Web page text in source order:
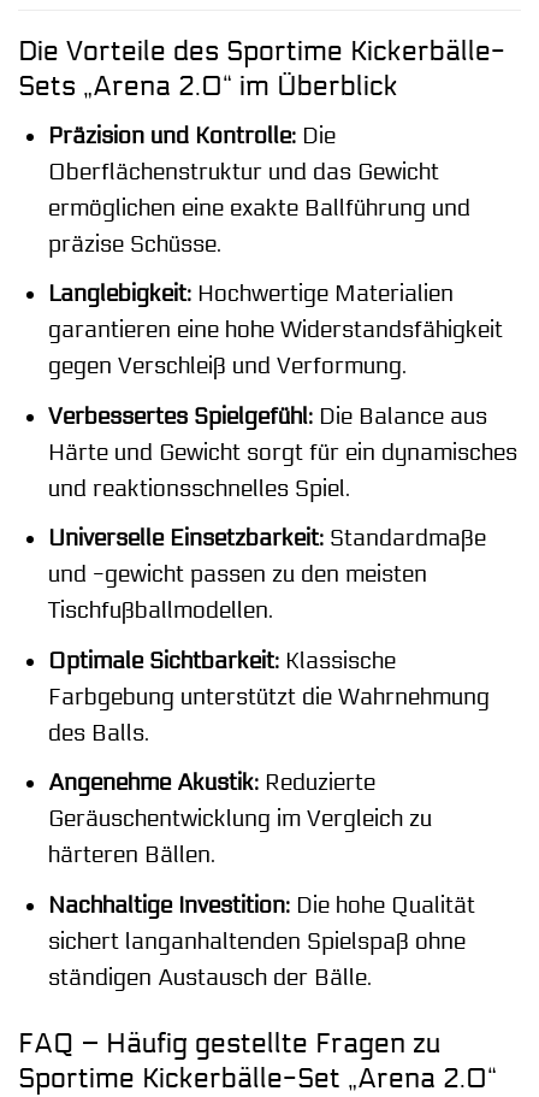
Die Vorteile des Sportime Kickerbälle-
Sets „Arena 2.0“ im Überblick
Präzision und Kontrolle:Die
Oberflächenstruktur und das Gewicht
ermöglichen eine exakte Ballführung und
präzise Schüsse.
Langlebigkeit:Hochwertige Materialien
garantieren eine hohe Widerstandsfähigkeit
gegen Verschleiß und Verformung.
Verbessertes Spielgefühl:Die Balance aus
Härte und Gewicht sorgt für ein dynamisches
und reaktionsschnelles Spiel.
Universelle Einsetzbarkeit:Standardmaße
und -gewicht passen zu den meisten
Tischfußballmodellen.
Optimale Sichtbarkeit:Klassische
Farbgebung unterstützt die Wahrnehmung
des Balls.
Angenehme Akustik:Reduzierte
Geräuschentwicklung im Vergleich zu
härteren Bällen.
Nachhaltige Investition:Die hohe Qualität
sichert langanhaltenden Spielspaß ohne
ständigen Austausch der Bälle.
FAQ – Häufig gestellte Fragen zu
Sportime Kickerbälle-Set „Arena 2.0“